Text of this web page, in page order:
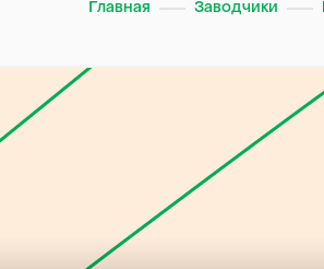
Главная Заводчики